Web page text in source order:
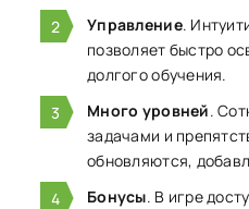
Управление.
позволяет быстро
долгого обучения.
Много уровней.
задачами и
обновляются,
Бонусы. В игре